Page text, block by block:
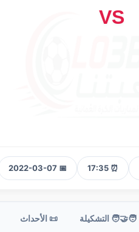
VS
⏰ 17:35
📅 2022-03-07
🧑‍🤝‍🧑 التشكيلة 📜 الأحداث